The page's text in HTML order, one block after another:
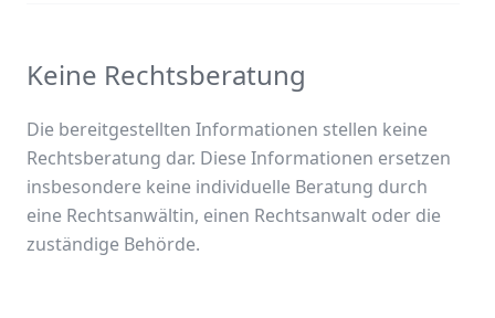
Keine Rechtsberatung
Die bereitgestellten Informationen stellen keine
Rechtsberatung dar. Diese Informationen ersetzen
insbesondere keine individuelle Beratung durch
eine Rechtsanwältin, einen Rechtsanwalt oder die
zuständige Behörde.